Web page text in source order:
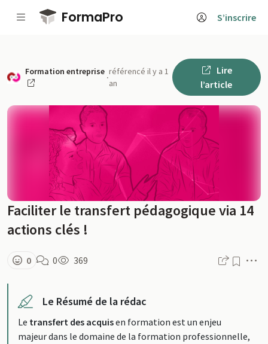
Passer au contenu principal
FormaPro S’inscrire
Formation entreprise
·
référencé il y a 1
an
Lire
l’article
Faciliter le transfert pédagogique via 14
actions clés !
0 0 369
Le Résumé de la rédac
Le transfert des acquisen formation est un enjeu
majeur dans le domaine de la formation professionnelle,